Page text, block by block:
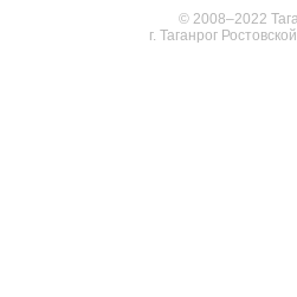
© 2008–2022
г. Таганрог